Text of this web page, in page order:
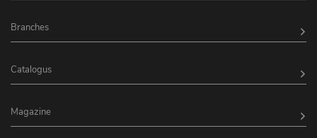
Branches
Catalogus
Magazine